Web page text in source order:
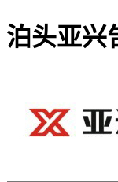
泊头亚兴